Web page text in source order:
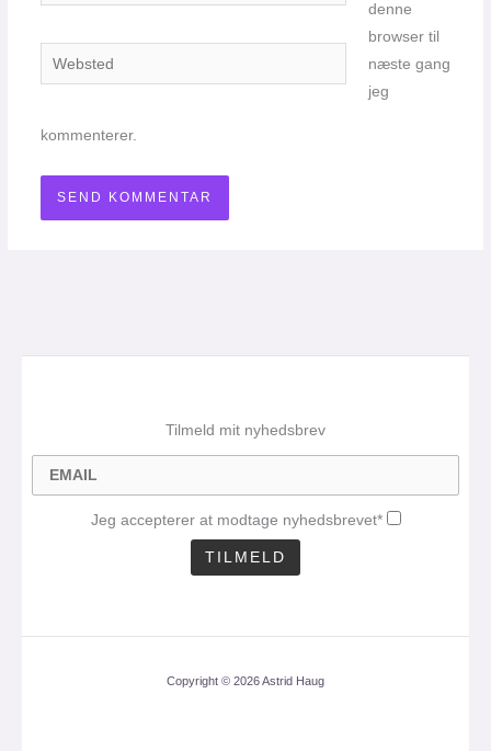
Websted
denne
browser til
næste gang
jeg
kommenterer.
Tilmeld mit nyhedsbrev
Jeg accepterer at modtage nyhedsbrevet*
Copyright © 2026 Astrid Haug